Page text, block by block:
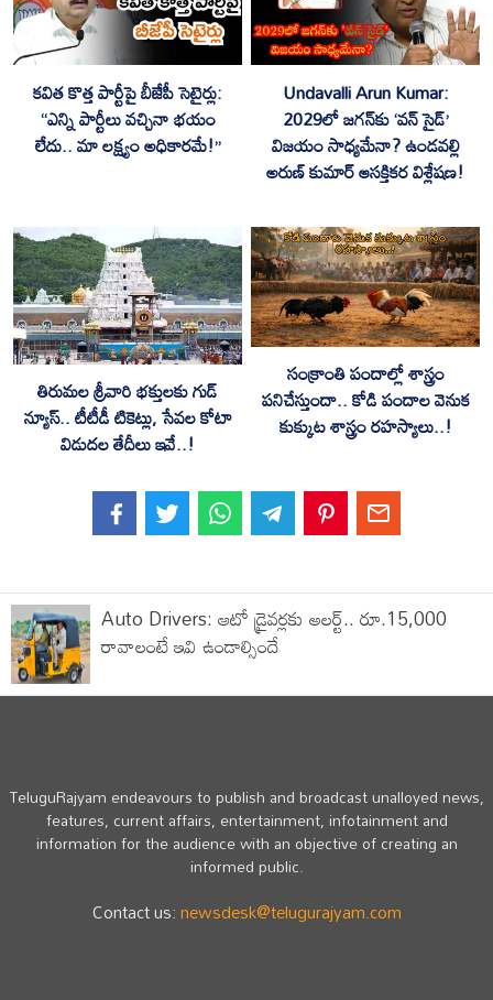
కవిత కొత్త పార్టీపై బీజేపీ సెటైర్లు:
“ఎన్ని పార్టీలు వచ్చినా భయం
లేదు.. మా లక్ష్యం అధికారమే!”
Undavalli Arun Kumar:
2029లో జగన్‌కు ‘వన్ సైడ్’
విజయం సాధ్యమేనా? ఉండవల్లి
అరుణ్ కుమార్ ఆసక్తికర విశ్లేషణ!
తిరుమల శ్రీవారి భక్తులకు గుడ్
న్యూస్.. టీటీడీ టికెట్లు, సేవల కోటా
విడుదల తేదీలు ఇవే..!
సంక్రాంతి పందాల్లో శాస్త్రం
పనిచేస్తుందా.. కోడి పందాల వెనుక
కుక్కుట శాస్త్రం రహస్యాలు..!
Auto Drivers: ఆటో డ్రైవర్లకు అలర్ట్.. రూ.15,000
రావాలంటే ఇవి ఉండాల్సిందే
TeluguRajyam endeavours to publish and broadcast unalloyed news,
features, current affairs, entertainment, infotainment and
information for the audience with an objective of creating an
informed public.
Contact us:newsdesk@telugurajyam.com